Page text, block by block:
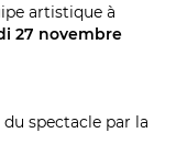
00
artistique à
27 novembre
spectacle par la